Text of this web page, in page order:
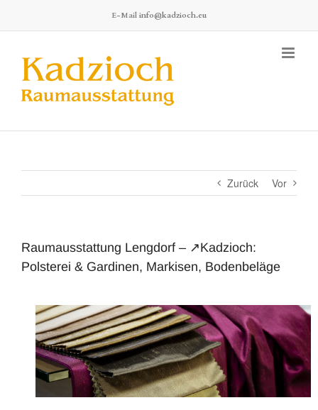
springen
E-Mail info@kadzioch.eu
Zurück Vor
Raumausstattung Lengdorf – ↗️Kadzioch:
Polsterei & Gardinen, Markisen, Bodenbeläge